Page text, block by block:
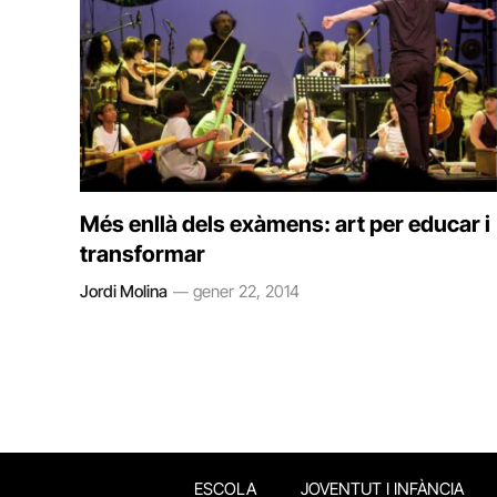
Més enllà dels exàmens: art per educar i
transformar
Jordi Molina gener 22, 2014
ESCOLA JOVENTUT I INFÀNCIA